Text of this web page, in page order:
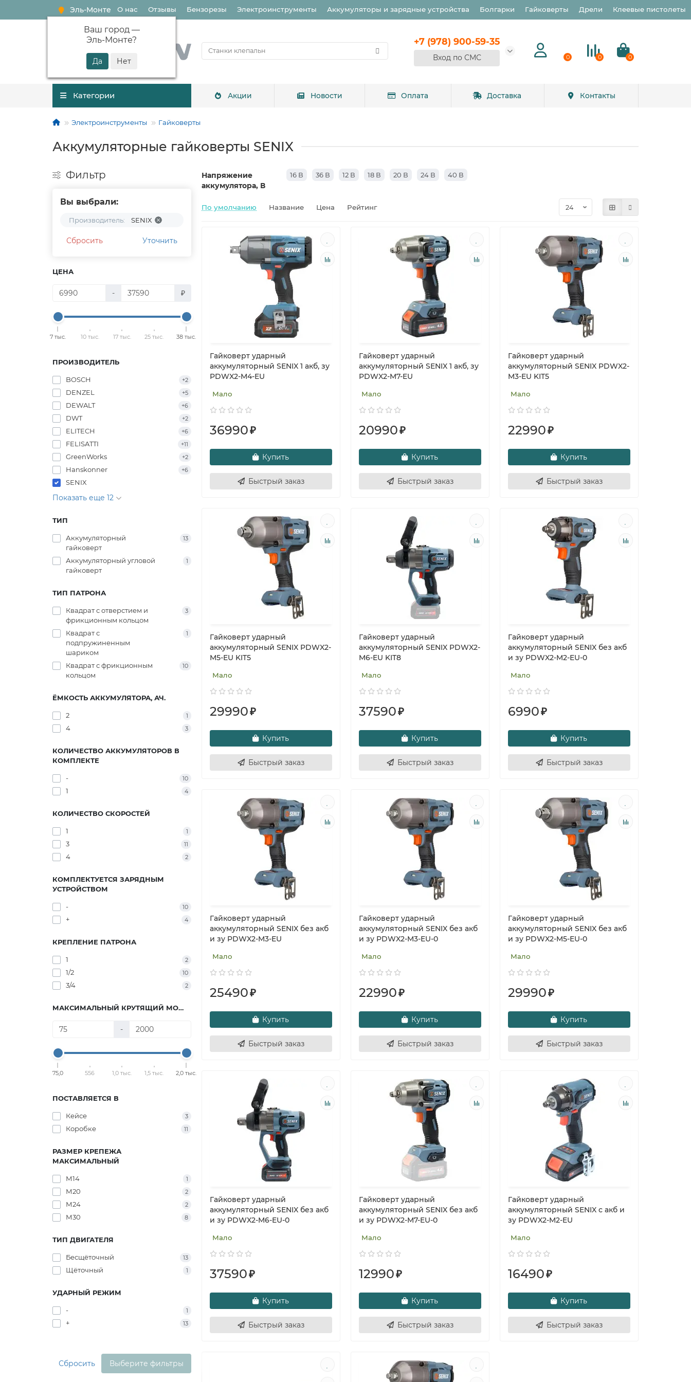
Эль-Монте
Ваш город —
Эль-Монте?
О нас Отзывы Бензорезы Электроинструменты Аккумуляторы и зарядные устройства Болгарки Гайковерты Дрели Клеевые пистолеты
+7 (978) 900-59-35
Вход по СМС 0 0 0
Категории Акции Новости Оплата Доставка Контакты
Электроинструменты Гайковерты
Аккумуляторные гайковерты SENIX
Фильтр
Вы выбрали:
Производитель: SENIX
Сбросить Уточнить
ЦЕНА
- ₽
7 тыс. 10 тыс. 17 тыс. 25 тыс. 38 тыс.
ПРОИЗВОДИТЕЛЬ
BOSCH +2
DENZEL +5
DEWALT +6
DWT +2
ELITECH +6
FELISATTI +11
GreenWorks +2
Hanskonner +6
SENIX
Показать еще 12
ТИП
Аккумуляторный
гайковерт
13
Аккумуляторный угловой
гайковерт
1
ТИП ПАТРОНА
Квадрат с отверстием и
фрикционным кольцом
3
Квадрат с
подпружиненным
шариком
1
Квадрат с фрикционным
кольцом
10
ЁМКОСТЬ АККУМУЛЯТОРА, АЧ.
2 1
4 3
КОЛИЧЕСТВО АККУМУЛЯТОРОВ В
КОМПЛЕКТЕ
- 10
1 4
КОЛИЧЕСТВО СКОРОСТЕЙ
1 1
3 11
4 2
КОМПЛЕКТУЕТСЯ ЗАРЯДНЫМ
УСТРОЙСТВОМ
- 10
+ 4
КРЕПЛЕНИЕ ПАТРОНА
1 2
1/2 10
3/4 2
МАКСИМАЛЬНЫЙ КРУТЯЩИЙ МОМЕНТ, НМ.
-
75,0 556 1,0 тыс. 1,5 тыс. 2,0 тыс.
ПОСТАВЛЯЕТСЯ В
Кейсе 3
Коробке 11
РАЗМЕР КРЕПЕЖА
МАКСИМАЛЬНЫЙ
М14 1
М20 2
М24 2
М30 8
ТИП ДВИГАТЕЛЯ
Бесщёточный 13
Щёточный 1
УДАРНЫЙ РЕЖИМ
- 1
+ 13
Сбросить Выберите фильтры
Напряжение
аккумулятора, В
16 В 36 В 12 В 18 В 20 В 24 В 40 В
По умолчанию Название Цена Рейтинг
Гайковерт ударный
аккумуляторный SENIX 1 акб, зу
PDWX2-M4-EU
Мало
36990₽
Купить
Быстрый заказ
Гайковерт ударный
аккумуляторный SENIX 1 акб, зу
PDWX2-M7-EU
Мало
20990₽
Купить
Быстрый заказ
Гайковерт ударный
аккумуляторный SENIX PDWX2-
M3-EU KIT5
Мало
22990₽
Купить
Быстрый заказ
Гайковерт ударный
аккумуляторный SENIX PDWX2-
M5-EU KIT5
Мало
29990₽
Купить
Быстрый заказ
Гайковерт ударный
аккумуляторный SENIX PDWX2-
M6-EU KIT8
Мало
37590₽
Купить
Быстрый заказ
Гайковерт ударный
аккумуляторный SENIX без акб
и зу PDWX2-M2-EU-0
Мало
6990₽
Купить
Быстрый заказ
Гайковерт ударный
аккумуляторный SENIX без акб
и зу PDWX2-M3-EU
Мало
25490₽
Купить
Быстрый заказ
Гайковерт ударный
аккумуляторный SENIX без акб
и зу PDWX2-M3-EU-0
Мало
22990₽
Купить
Быстрый заказ
Гайковерт ударный
аккумуляторный SENIX без акб
и зу PDWX2-M5-EU-0
Мало
29990₽
Купить
Быстрый заказ
Гайковерт ударный
аккумуляторный SENIX без акб
и зу PDWX2-M6-EU-0
Мало
37590₽
Купить
Быстрый заказ
Гайковерт ударный
аккумуляторный SENIX без акб
и зу PDWX2-M7-EU-0
Мало
12990₽
Купить
Быстрый заказ
Гайковерт ударный
аккумуляторный SENIX с акб и
зу PDWX2-M2-EU
Мало
16490₽
Купить
Быстрый заказ